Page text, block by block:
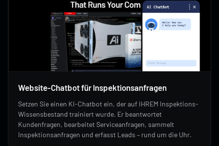
Website-Chatbot für Inspektionsanfragen
Setzen Sie einen KI-Chatbot ein, der auf IHREM Inspektions-
Wissensbestand trainiert wurde. Er beantwortet
Kundenfragen, bearbeitet Serviceanfragen, sammelt
Inspektionsanfragen und erfasst Leads – rund um die Uhr.